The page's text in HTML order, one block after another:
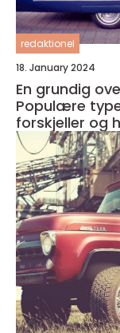
redaktionel
18. January 2024
En grundig
Populære
forskjeller og